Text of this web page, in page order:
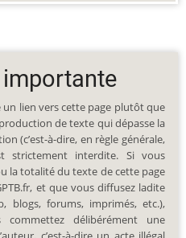
lien vers cette page plutôt que
de texte qui dépasse la
(c’est-à-dire, en règle générale,
strictement interdite. Si vous
la totalité du texte de cette page
et que vous diffusez ladite
blogs, forums, imprimés, etc.),
délibérément une